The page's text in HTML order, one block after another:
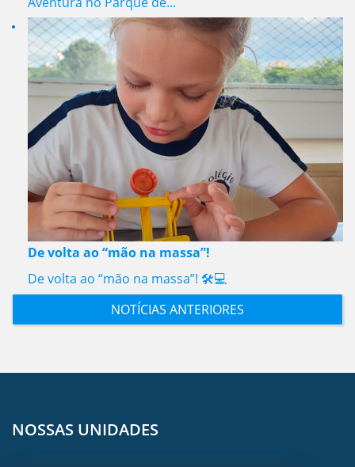
De volta ao “mão na massa”!
De volta ao “mão na massa”! 🛠️💻
NOTÍCIAS ANTERIORES
NOSSAS UNIDADES